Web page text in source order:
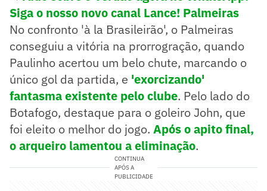
Siga o nosso novo canal Lance! Palmeiras
No confronto 'à la Brasileirão', o Palmeiras
conseguiu a vitória na prorrogração, quando
Paulinho acertou um belo chute, marcando o
único gol da partida, e 'exorcizando'
fantasma existente pelo clube. Pelo lado do
Botafogo, destaque para o goleiro John, que
foi eleito o melhor do jogo. Após o apito final,
o arqueiro lamentou a eliminação.
CONTINUA
APÓS A
PUBLICIDADE